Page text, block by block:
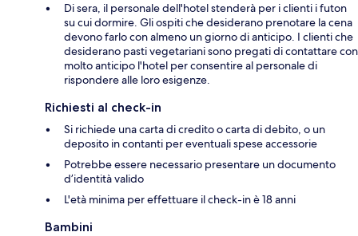
Di sera, il personale dell'hotel stenderà per i clienti i futon
su cui dormire. Gli ospiti che desiderano prenotare la cena
devono farlo con almeno un giorno di anticipo. I clienti che
desiderano pasti vegetariani sono pregati di contattare con
molto anticipo l'hotel per consentire al personale di
rispondere alle loro esigenze.
Richiesti al check-in
Si richiede una carta di credito o carta di debito, o un
deposito in contanti per eventuali spese accessorie
Potrebbe essere necessario presentare un documento
d’identità valido
L'età minima per effettuare il check-in è 18 anni
Bambini